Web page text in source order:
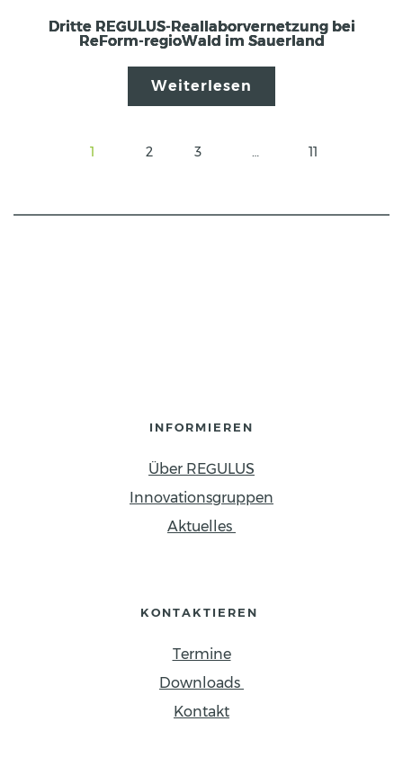
Dritte REGULUS-Reallaborvernetzung bei
ReForm-regioWald im Sauerland
Weiterlesen
1 2 3 … 11
INFORMIEREN
Über REGULUS
Innovationsgruppen
Aktuelles
KONTAKTIEREN
Termine
Downloads
Kontakt